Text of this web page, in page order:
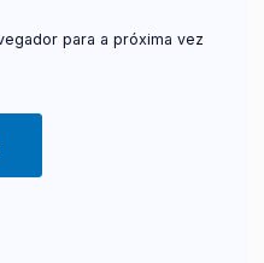
para a próxima vez